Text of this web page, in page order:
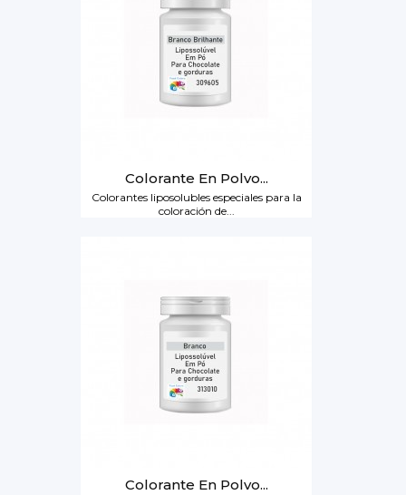
Colorante En Polvo...
Colorantes liposolubles especiales para la
coloración de...
Colorante En Polvo...